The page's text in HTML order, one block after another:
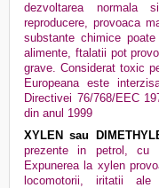
dezvoltarea normala
reproducere, provoaca
substante chimice
alimente, ftalatii pot
grave. Considerat toxic
Europeana este
Directivei 76/768/EEC
din anul 1999
XYLEN sau
prezente in petrol, cu
Expunerea la xylen
locomotorii, iritatii ale